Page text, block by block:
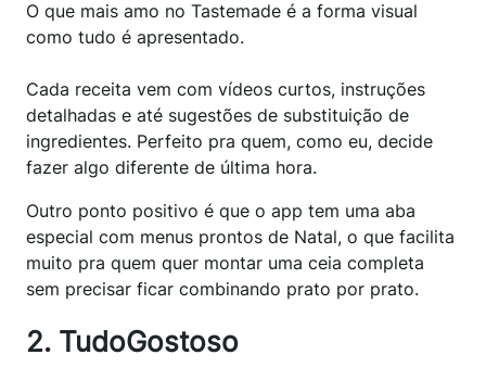
O que mais amo no Tastemade é a forma visual
como tudo é apresentado.
Cada receita vem com vídeos curtos, instruções
detalhadas e até sugestões de substituição de
ingredientes. Perfeito pra quem, como eu, decide
fazer algo diferente de última hora.
Outro ponto positivo é que o app tem uma aba
especial com menus prontos de Natal, o que facilita
muito pra quem quer montar uma ceia completa
sem precisar ficar combinando prato por prato.
2. TudoGostoso